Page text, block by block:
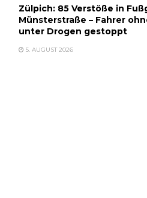
Zülpich: 85 Verstöße in
Münsterstraße – Fahrer
unter Drogen gestoppt
5. AUGUST 2026